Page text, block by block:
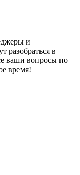
и
разобраться в
ваши вопросы по
время!